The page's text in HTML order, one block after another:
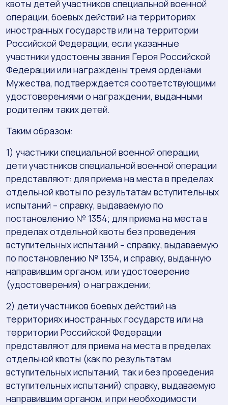
квоты детей участников специальной военной
операции, боевых действий на территориях
иностранных государств или на территории
Российской Федерации, если указанные
участники удостоены звания Героя Российской
Федерации или награждены тремя орденами
Мужества, подтверждается соответствующими
удостоверениями о награждении, выданными
родителям таких детей.
Таким образом:
1) участники специальной военной операции,
дети участников специальной военной операции
представляют: для приема на места в пределах
отдельной квоты по результатам вступительных
испытаний – справку, выдаваемую по
постановлению № 1354; для приема на места в
пределах отдельной квоты без проведения
вступительных испытаний – справку, выдаваемую
по постановлению № 1354, и справку, выданную
направившим органом, или удостоверение
(удостоверения) о награждении;
2) дети участников боевых действий на
территориях иностранных государств или на
территории Российской Федерации
представляют для приема на места в пределах
отдельной квоты (как по результатам
вступительных испытаний, так и без проведения
вступительных испытаний) справку, выдаваемую
направившим органом, и при необходимости